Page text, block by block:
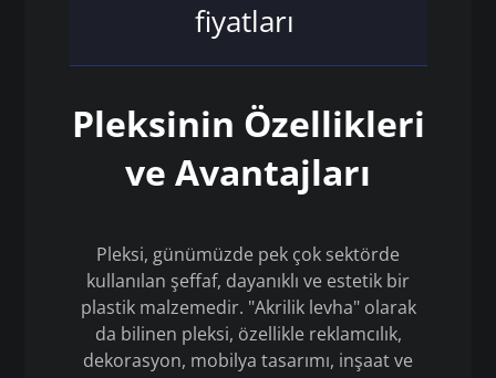
fiyatları
Pleksinin Özellikleri
ve Avantajları
Pleksi, günümüzde pek çok sektörde
kullanılan şeffaf, dayanıklı ve estetik bir
plastik malzemedir. "Akrilik levha" olarak
da bilinen pleksi, özellikle reklamcılık,
dekorasyon, mobilya tasarımı, inşaat ve